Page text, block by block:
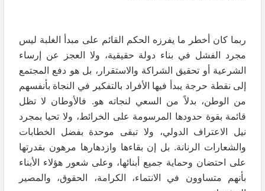
ربما كان أخطر ما يفرزه الحكم القائم على مبدأ الغلبة ليس
مجرد الفشل في بناء دولة حقيقية، ولا العجز عن إرساء
الشرعية أو تحقيق الشراكة والاستقرار، بل هو دفع المجتمع
إلى نقطة حرجة يبدأ فيها الأفراد بالتفكير في النجاة بأنفسهم
من الوطن، بدلاً من السعي لنجاته هو. فالأوطان لا تظل
قائمة بقوة حدودها المرسومة على الخرائط، ولا تحيا بمجرد
نيل الاعتراف الدولي، ولا تبقى موحدة بفضل الخطابات
والشعارات الرنانة. بل إن بقاءها وازدهارها مرهون بقدرتها
على احتضان وحماية جميع أبنائها، وعلى شعور هؤلاء الأبناء
بأنهم متساوون في الانتماء، الكرامة، الحقوق، والمصير